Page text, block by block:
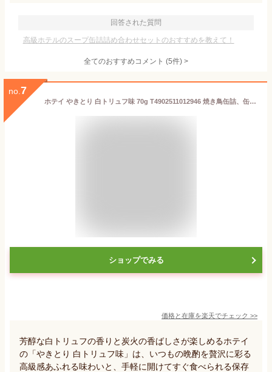
回答された質問
高級ホテルのスープ缶詰詰め合わせセットのおすすめを教えて！
全てのおすすめコメント (5件) >
no. 7
ホテイ やきとり 白トリュフ味 70g T4902511012946 焼き鳥缶詰、缶詰、おつまみ缶詰、鶏肉缶詰、白トリュフ、トリュフ風味、高級おつまみ、晩酌、お酒のお供、保存食、非常食、常備食、おかず缶詰、炭火焼き、簡単調理、ホテイフーズ
ショップでみる
価格と在庫を楽天でチェック >>
芳醇な白トリュフの香りと炭火の香ばしさが楽しめるホテイ
の「やきとり 白トリュフ味」は、いつもの晩酌を贅沢に彩る
高級感あふれる味わいと、手軽に開けてすぐ食べられる保存